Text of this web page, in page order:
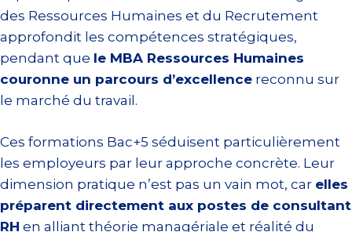
des Ressources Humaines et du Recrutement
approfondit les compétences stratégiques,
pendant que le MBA Ressources Humaines
couronne un parcours d’excellence reconnu sur
le marché du travail.
Ces formations Bac+5 séduisent particulièrement
les employeurs par leur approche concrète. Leur
dimension pratique n’est pas un vain mot, car elles
préparent directement aux postes de consultant
RH en alliant théorie managériale et réalité du